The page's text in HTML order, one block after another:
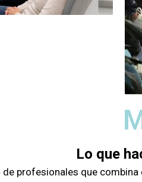
Lo que
de profesionales que